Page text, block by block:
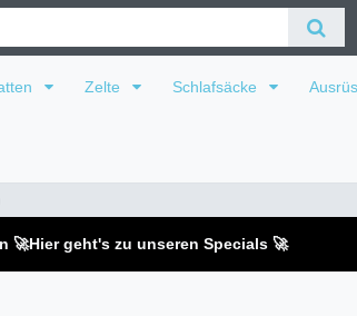
Zelte Schlafsäcke
🚀Hier geht's zu unseren Specials 🚀